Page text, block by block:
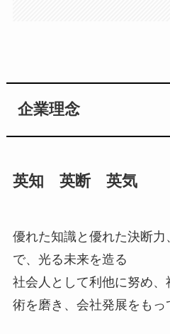
企業理念
英知 英断 英気
優れた知識と優れた決断力
で、光る未来を造る
社会人として利他に努め
術を磨き、会社発展をもっ